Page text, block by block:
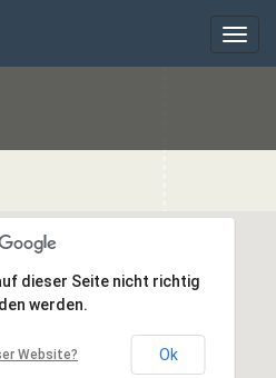
Toggle
dieser Seite nicht richtig
werden.
Website? Ok
dieser Seite nicht richtig
werden.
Website? Ok
Toggle